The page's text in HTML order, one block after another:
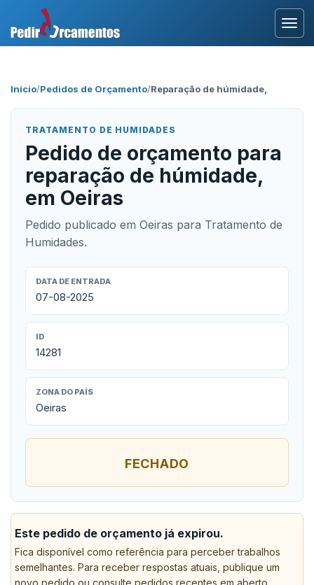
Início/Pedidos de Orçamento/Reparação de húmidade,
TRATAMENTO DE HUMIDADES
Pedido de orçamento para
reparação de húmidade,
em Oeiras
Pedido publicado em Oeiras para Tratamento de
Humidades.
DATA DE ENTRADA
07-08-2025
ID
14281
ZONA DO PAÍS
Oeiras
FECHADO
Este pedido de orçamento já expirou.
Fica disponível como referência para perceber trabalhos
semelhantes. Para receber respostas atuais, publique um
novo pedido ou consulte pedidos recentes em aberto.
Área Profissional
Como Funciona?
Testemunhos